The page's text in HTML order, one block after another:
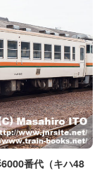
番代（キハ48